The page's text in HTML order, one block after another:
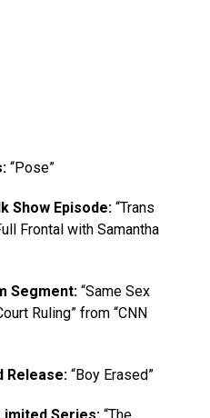
“Pose”
Show Episode: “Trans
Frontal with Samantha
Segment: “Same Sex
Ruling” from “CNN
Release: “Boy Erased”